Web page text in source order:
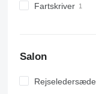
Fartskriver
Salon
Rejseledersæde